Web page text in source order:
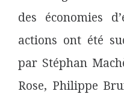
des économies
actions ont été
par Stéphan
Rose, Philippe